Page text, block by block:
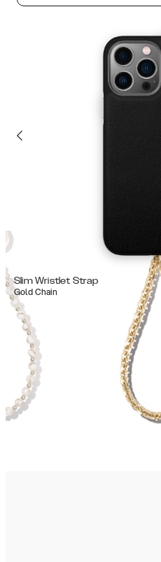
Slim Wristlet Strap
Gold Chain